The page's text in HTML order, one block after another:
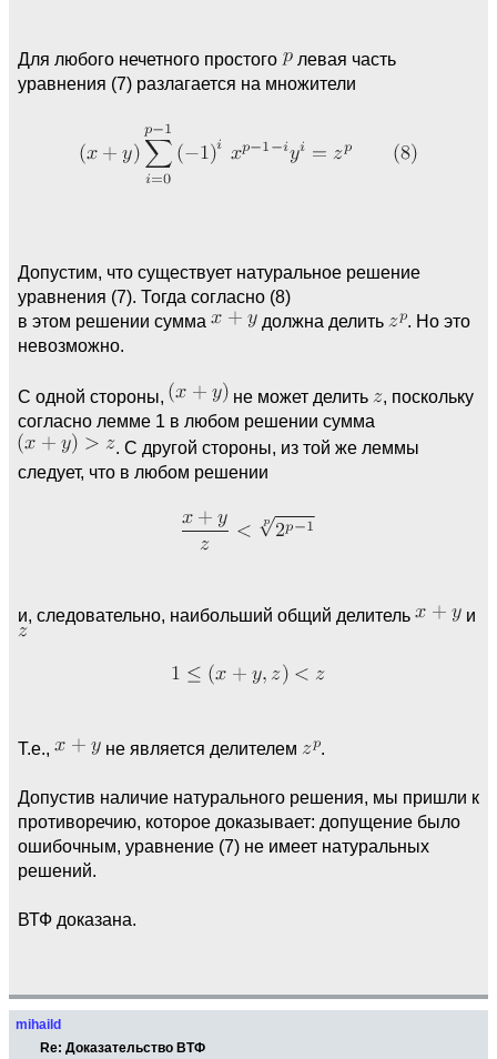
Для любого нечетного простого
левая часть
уравнения (7) разлагается на множители
Допустим, что существует натуральное решение
уравнения (7). Тогда согласно (8)
в этом решении сумма
должна делить
. Но это
невозможно.
С одной стороны, не может делить
, поскольку
согласно лемме 1 в любом решении сумма
. С другой стороны, из той же леммы
следует, что в любом решении
и, следовательно, наибольший общий делитель и
Т.е., не является делителем .
Допустив наличие натурального решения, мы пришли к
противоречию, которое доказывает: допущение было
ошибочным, уравнение (7) не имеет натуральных
решений.
ВТФ доказана.
mihaild
Re: Доказательство ВТФ